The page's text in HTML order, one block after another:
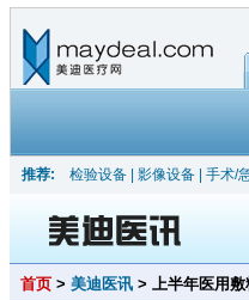
推荐: 检验设备 影像设备 手术/
首页 > 美迪医讯 > 上半年医用